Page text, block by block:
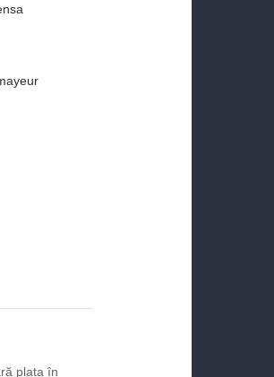
plata în